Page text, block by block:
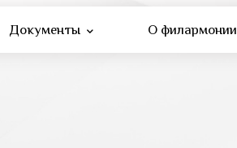
Документы О филармонии